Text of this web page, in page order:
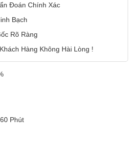
Đoán Chính Xác
Bạch
Rõ Ràng
Hàng Không Hài Lòng !
Phút